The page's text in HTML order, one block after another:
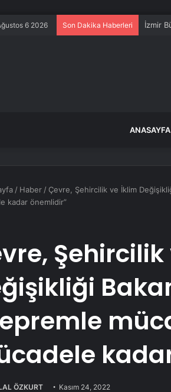
6 2026 Son Dakika Haberleri İzmir
ANASAYFA
/ Haber / Çevre, Şehircilik ve İklim
kadar önemlidir”
ÖZKURT Kasım 24, 2022